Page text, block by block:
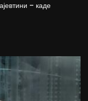
– каде